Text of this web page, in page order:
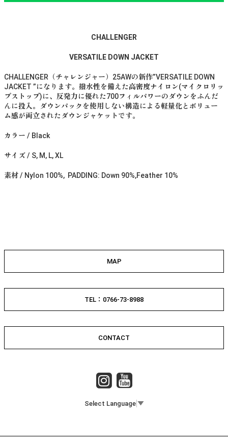
CHALLENGER
VERSATILE DOWN JACKET
CHALLENGER（チャレンジャー）25AWの新作”VERSATILE DOWN
JACKET ”になります。撥水性を備えた高密度ナイロン(マイクロリッ
プストップ)に、反発力に優れた700フィルパワーのダウンをふんだ
んに投入。ダウンパックを使用しない構造による軽量化とボリュー
ム感が両立されたダウンジャケットです。
カラー / Black
サイズ / S, M, L, XL
素材 / Nylon 100%, PADDING: Down 90%,Feather 10%
MAP
TEL：0766-73-8988
CONTACT
Select Language ▼